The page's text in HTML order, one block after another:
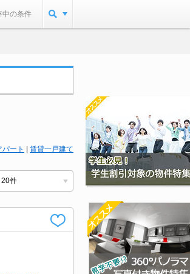
中の条件
パート 賃貸一戸建て